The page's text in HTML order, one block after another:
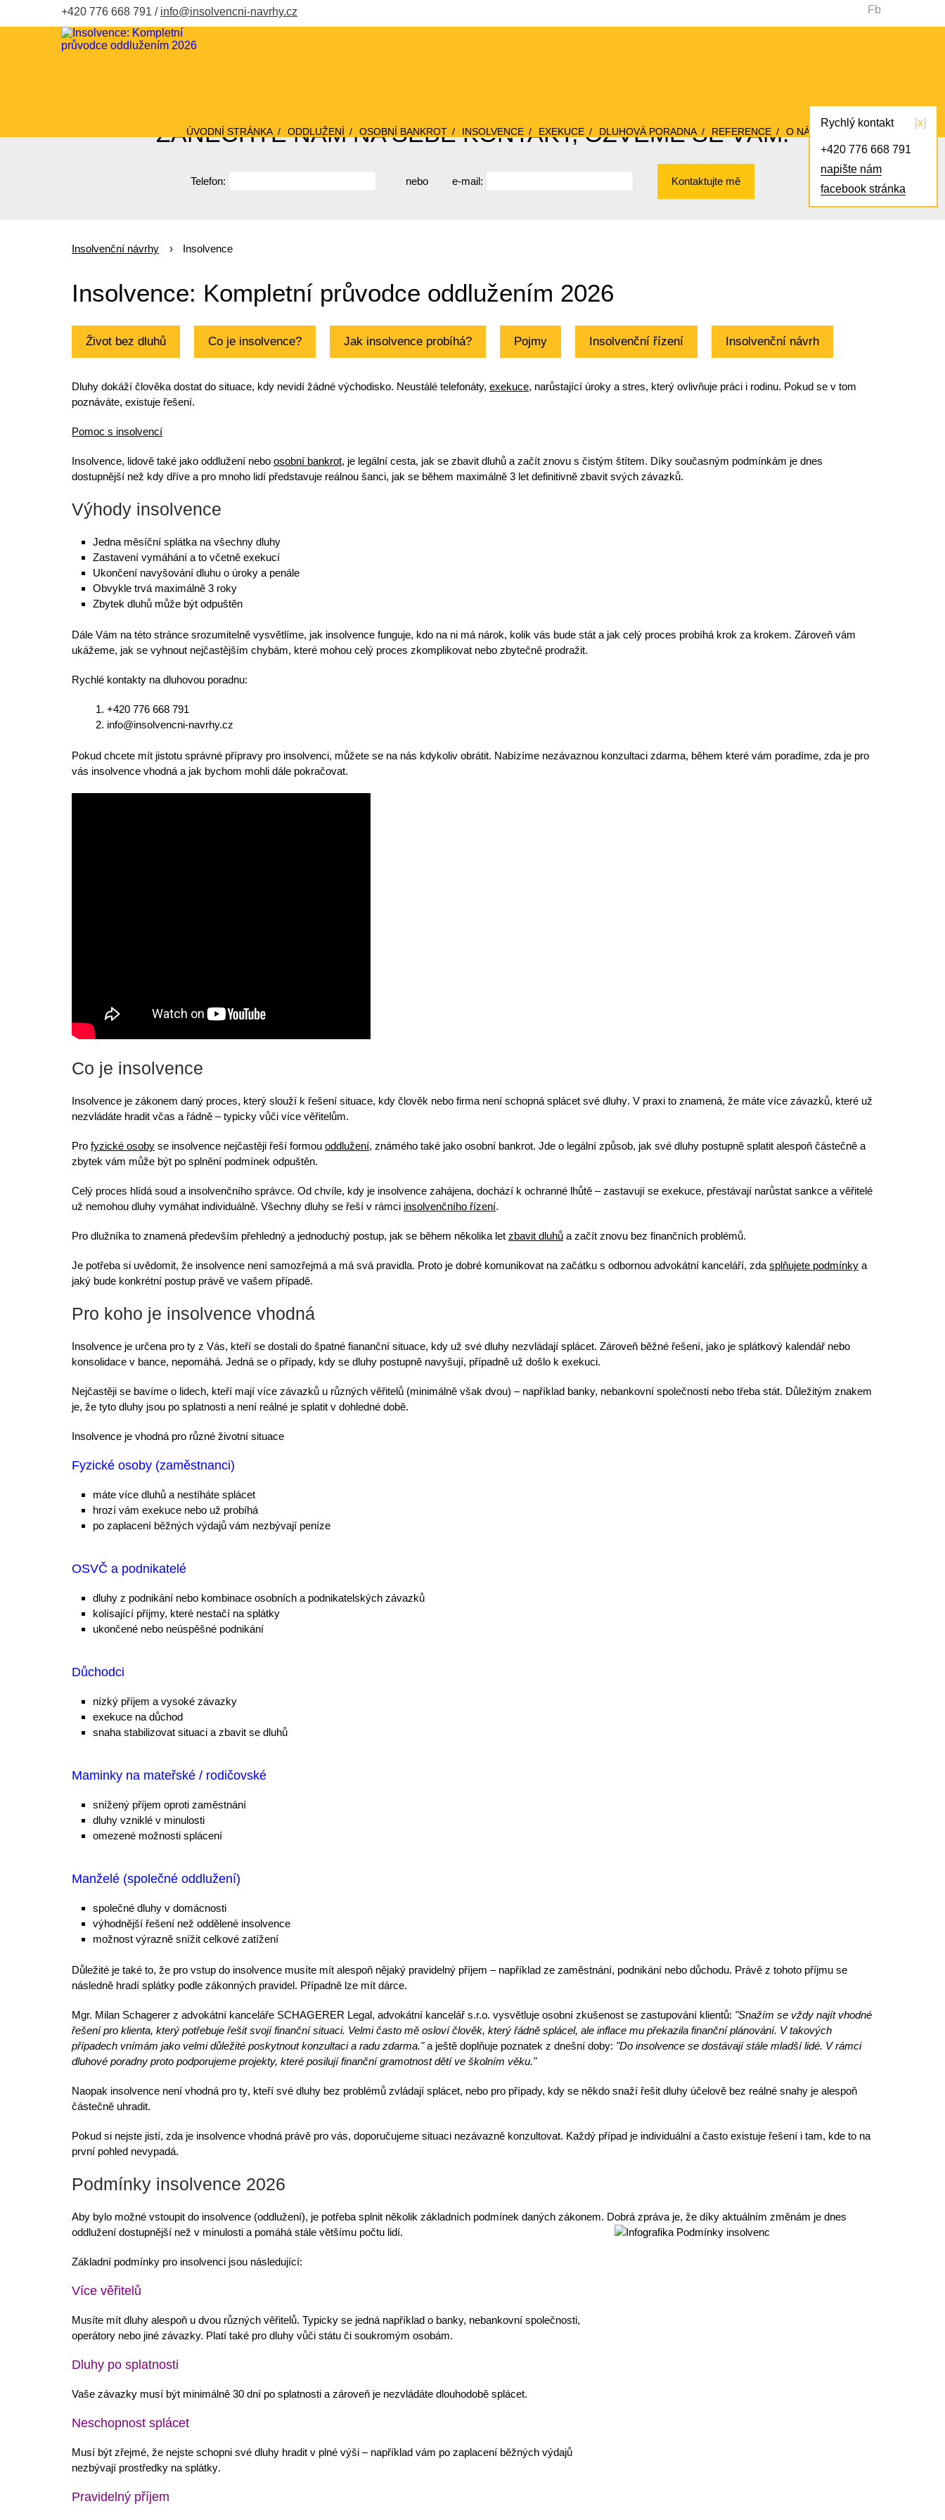
+420 776 668 791 info@insolvencni-navrhy.cz Fb
ÚVODNÍ STRÁNKA ODDLUŽENÍ OSOBNÍ BANKROT INSOLVENCE EXEKUCE DLUHOVÁ PORADNA REFERENCE O NÁS KONTAKT
ZANECHTE NÁM NA SEBE KONTAKT, OZVEME SE VÁM!
Telefon: nebo e-mail: Kontaktujte mě
Insolvenční návrhy Insolvence
Insolvence: Kompletní průvodce oddlužením 2026
Život bez dluhů Co je insolvence? Jak insolvence probíhá? Pojmy Insolvenční řízení Insolvenční návrh
Dluhy dokáží člověka dostat do situace, kdy nevidí žádné východisko. Neustálé telefonáty, exekuce, narůstající úroky a stres, který ovlivňuje práci i rodinu. Pokud se v tom
poznáváte, existuje řešení.
Pomoc s insolvencí
Insolvence, lidově také jako oddlužení nebo osobní bankrot, je legální cesta, jak se zbavit dluhů a začít znovu s čistým štítem. Díky současným podmínkám je dnes
dostupnější než kdy dříve a pro mnoho lidí představuje reálnou šanci, jak se během maximálně 3 let definitivně zbavit svých závazků.
Výhody insolvence
Jedna měsíční splátka na všechny dluhy
Zastavení vymáhání a to včetně exekucí
Ukončení navyšování dluhu o úroky a penále
Obvykle trvá maximálně 3 roky
Zbytek dluhů může být odpuštěn
Dále Vám na této stránce srozumitelně vysvětlíme, jak insolvence funguje, kdo na ni má nárok, kolik vás bude stát a jak celý proces probíhá krok za krokem. Zároveň vám
ukážeme, jak se vyhnout nejčastějším chybám, které mohou celý proces zkomplikovat nebo zbytečně prodražit.
Rychlé kontakty na dluhovou poradnu:
+420 776 668 791
info@insolvencni-navrhy.cz
Pokud chcete mít jistotu správné přípravy pro insolvenci, můžete se na nás kdykoliv obrátit. Nabízíme nezávaznou konzultaci zdarma, během které vám poradíme, zda je pro
vás insolvence vhodná a jak bychom mohli dále pokračovat.
Co je insolvence
Insolvence je zákonem daný proces, který slouží k řešení situace, kdy člověk nebo firma není schopná splácet své dluhy. V praxi to znamená, že máte více závazků, které už
nezvládáte hradit včas a řádně –typicky vůči více věřitelům.
Pro fyzické osoby se insolvence nejčastěji řeší formou oddlužení, známého také jako osobní bankrot. Jde o legální způsob, jak své dluhy postupně splatit alespoň částečně a
zbytek vám může být po splnění podmínek odpuštěn.
Celý proces hlídá soud a insolvenčního správce. Od chvíle, kdy je insolvence zahájena, dochází k ochranné lhůtě – zastavují se exekuce, přestávají narůstat sankce a věřitelé
už nemohou dluhy vymáhat individuálně. Všechny dluhy se řeší v rámci insolvenčního řízení.
Pro dlužníka to znamená především přehledný a jednoduchý postup, jak se během několika let zbavit dluhů a začít znovu bez finančních problémů.
Je potřeba si uvědomit, že insolvence není samozřejmá a má svá pravidla. Proto je dobré komunikovat na začátku s odbornou advokátní kanceláří, zda splňujete podmínky a
jaký bude konkrétní postup právě ve vašem případě.
Pro koho je insolvence vhodná
Insolvence je určena pro ty z Vás, kteří se dostali do špatné fiananční situace, kdy už své dluhy nezvládají splácet. Zároveň běžné řešení, jako je splátkový kalendář nebo
konsolidace v bance, nepomáhá. Jedná se o případy, kdy se dluhy postupně navyšují, případně už došlo k exekuci.
Nejčastěji se bavíme o lidech, kteří mají více závazků u různých věřitelů (minimálně však dvou) – například banky, nebankovní společnosti nebo třeba stát. Důležitým znakem
je, že tyto dluhy jsou po splatnosti a není reálné je splatit v dohledné době.
Insolvence je vhodná pro různé životní situace
Fyzické osoby (zaměstnanci)
máte více dluhů a nestíháte splácet
hrozí vám exekuce nebo už probíhá
po zaplacení běžných výdajů vám nezbývají peníze
OSVČ a podnikatelé
dluhy z podnikání nebo kombinace osobních a podnikatelských závazků
kolísající příjmy, které nestačí na splátky
ukončené nebo neúspěšné podnikání
Důchodci
nízký příjem a vysoké závazky
exekuce na důchod
snaha stabilizovat situaci a zbavit se dluhů
Maminky na mateřské / rodičovské
snížený příjem oproti zaměstnání
dluhy vzniklé v minulosti
omezené možnosti splácení
Manželé (společné oddlužení)
společné dluhy v domácnosti
výhodnější řešení než oddělené insolvence
možnost výrazně snížit celkové zatížení
Důležité je také to, že pro vstup do insolvence musíte mít alespoň nějaký pravidelný příjem – například ze zaměstnání, podnikání nebo důchodu. Právě z tohoto příjmu se
následně hradí splátky podle zákonných pravidel. Případně lze mít dárce.
Mgr. Milan Schagerer z advokátní kanceláře SCHAGERER Legal, advokátní kancelář s.r.o. vysvětluje osobní zkušenost se zastupování klientů: "Snažím se vždy najít vhodné
řešení pro klienta, který potřebuje řešit svojí finanční situaci. Velmi často mě osloví člověk, který řádně splácel, ale inflace mu překazila finanční plánování. V takových
případech vnímám jako velmi důležité poskytnout konzultaci a radu zdarma."a ještě doplňuje poznatek z dnešní doby: "Do insolvence se dostávají stále mladší lidé. V rámci
dluhové poradny proto podporujeme projekty, které posilují finanční gramotnost dětí ve školním věku."
Naopak insolvence není vhodná pro ty, kteří své dluhy bez problémů zvládají splácet, nebo pro případy, kdy se někdo snaží řešit dluhy účelově bez reálné snahy je alespoň
částečně uhradit.
Pokud si nejste jistí, zda je insolvence vhodná právě pro vás, doporučujeme situaci nezávazně konzultovat. Každý případ je individuální a často existuje řešení i tam, kde to na
první pohled nevypadá.
Podmínky insolvence 2026
Aby bylo možné vstoupit do insolvence (oddlužení), je potřeba splnit několik základních podmínek daných zákonem. Dobrá zpráva je, že díky aktuálním změnám je dnes
oddlužení dostupnější než v minulosti a pomáhá stále většímu počtu lidí.
Základní podmínky pro insolvenci jsou následující:
Více věřitelů
Musíte mít dluhy alespoň u dvou různých věřitelů. Typicky se jedná například o banky, nebankovní společnosti,
operátory nebo jiné závazky. Platí také pro dluhy vůči státu či soukromým osobám.
Dluhy po splatnosti
Vaše závazky musí být minimálně 30 dní po splatnosti a zároveň je nezvládáte dlouhodobě splácet.
Neschopnost splácet
Musí být zřejmé, že nejste schopni své dluhy hradit v plné výši – například vám po zaplacení běžných výdajů
nezbývají prostředky na splátky.
Pravidelný příjem
Rychlý kontakt x
+420 776 668 791
napište nám
facebook stránka